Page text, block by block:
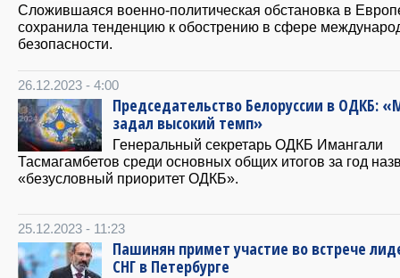
Сложившаяся военно-политическая обстановка в
сохранила тенденцию к обострению в сфере
безопасности.
26.12.2023 - 4:00
Председательство Белоруссии в ОДКБ:
задал высокий темп»
Генеральный секретарь ОДКБ Имангали
Тасмагамбетов среди основных общих итогов за год
«безусловный приоритет ОДКБ».
25.12.2023 - 11:23
Пашинян примет участие во встрече
СНГ в Петербурге